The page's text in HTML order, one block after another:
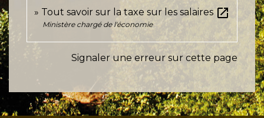
Tout savoir sur la taxe sur les salaires open_in_new
Ministère chargé de l'économie
Signaler une erreur sur cette page